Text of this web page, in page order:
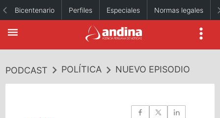
Bicentenario Perfiles Especiales Normas legales
PODCAST POLÍTICA NUEVO EPISODIO